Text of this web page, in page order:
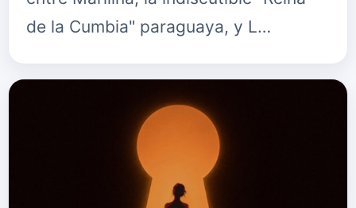
de la Cumbia" paraguaya, y L…